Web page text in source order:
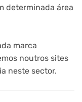
determinada área
marca
noutros sites
neste sector.